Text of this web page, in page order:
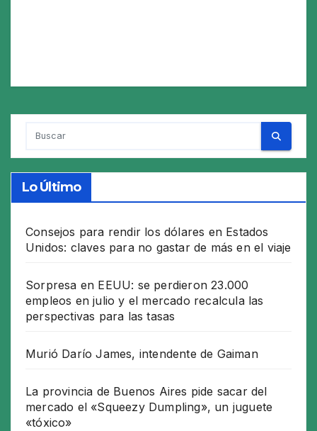
Lo Último
Consejos para rendir los dólares en Estados
Unidos: claves para no gastar de más en el viaje
Sorpresa en EEUU: se perdieron 23.000
empleos en julio y el mercado recalcula las
perspectivas para las tasas
Murió Darío James, intendente de Gaiman
La provincia de Buenos Aires pide sacar del
mercado el «Squeezy Dumpling», un juguete
«tóxico»